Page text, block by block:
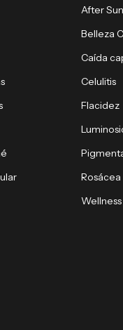
After Sun
Belleza
Caída
Celulitis
Flacidez
Rosácea
Wellness